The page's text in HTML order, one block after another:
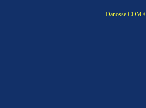
Danosse.COM